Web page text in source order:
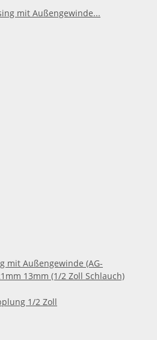
mit Außengewinde (AG-
13mm (1/2 Zoll Schlauch)